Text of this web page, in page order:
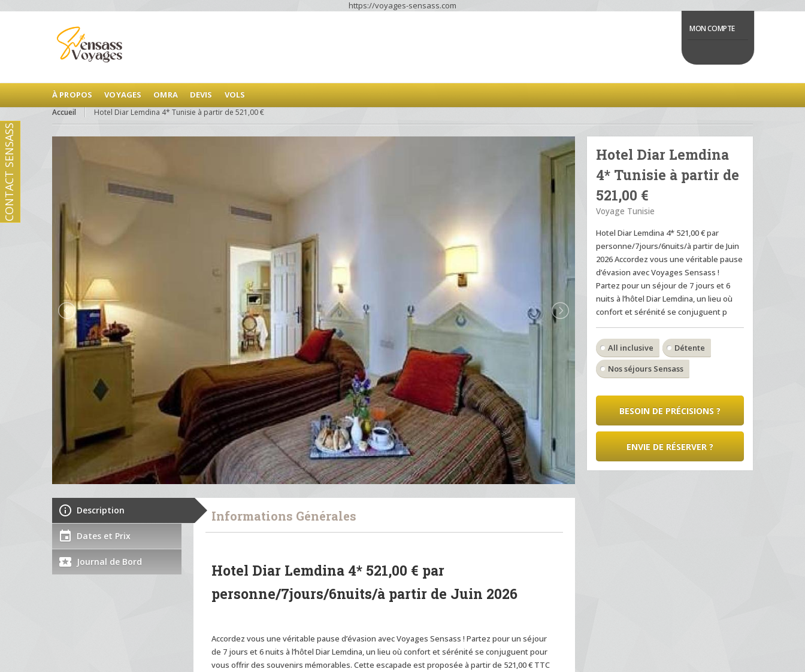
https://voyages-sensass.com
MON COMPTE
À PROPOS VOYAGES OMRA DEVIS VOLS
Accueil Hotel Diar Lemdina 4* Tunisie à partir de 521,00 €
Description
Dates et Prix
Journal de Bord
Informations Générales
Hotel Diar Lemdina 4* 521,00 € par
personne/7jours/6nuits/à partir de Juin 2026
Accordez vous une véritable pause d’évasion avec Voyages Sensass ! Partez pour un séjour
de 7 jours et 6 nuits à l’hôtel Diar Lemdina, un lieu où confort et sérénité se conjuguent pour
vous offrir des souvenirs mémorables. Cette escapade est proposée à partir de 521,00 € TTC
Hotel Diar Lemdina
4* Tunisie à partir de
521,00 €
Voyage Tunisie
Hotel Diar Lemdina 4* 521,00 € par
personne/7jours/6nuits/à partir de Juin
2026 Accordez vous une véritable pause
d’évasion avec Voyages Sensass !
Partez pour un séjour de 7 jours et 6
nuits à l’hôtel Diar Lemdina, un lieu où
confort et sérénité se conjuguent p
All inclusive
Détente
Nos séjours Sensass
BESOIN DE PRÉCISIONS ?
ENVIE DE RÉSERVER ?
CONTACT SENSASS